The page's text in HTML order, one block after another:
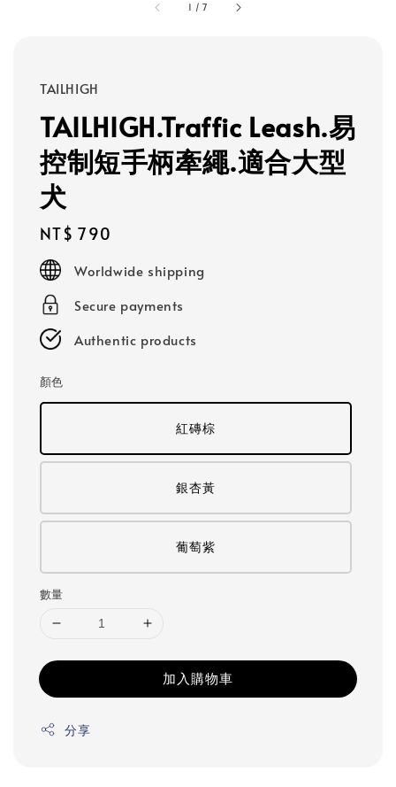
1 /7
TAILHIGH
TAILHIGH.Traffic Leash.易
控制短手柄牽繩.適合大型
犬
Regular
price
NT$ 790
Worldwide shipping
Secure payments
Authentic products
顏色
紅磚棕
銀杏黃
葡萄紫
數量
加入購物車
分享